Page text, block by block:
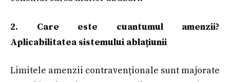
2. Care este cuantumul amenzii?
Aplicabilitatea sistemului ablațiunii
Limitele amenzii contravenționale sunt majorate